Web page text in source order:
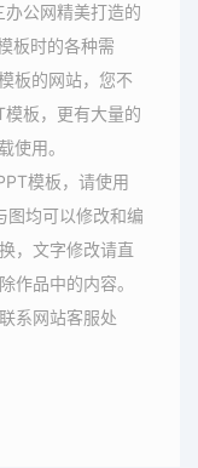
公网精美打造的
板时的各种需
板的网站，您不
板，更有大量的
使用。
模板，请使用
图均可以修改和编
，文字修改请直
作品中的内容。
系网站客服处